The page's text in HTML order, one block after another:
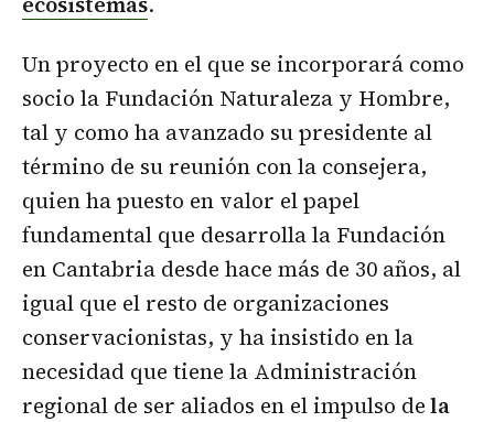
Un proyecto en el que se incorporará como
socio la Fundación Naturaleza y Hombre,
tal y como ha avanzado su presidente al
término de su reunión con la consejera,
quien ha puesto en valor el papel
fundamental que desarrolla la Fundación
en Cantabria desde hace más de 30 años, al
igual que el resto de organizaciones
conservacionistas, y ha insistido en la
necesidad que tiene la Administración
regional de ser aliados en el impulso dela